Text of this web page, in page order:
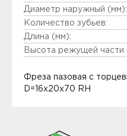
Диаметр наружный (мм):
Количество зубьев:
Длина (мм):
Высота режущей части
Фреза пазовая с
D=16x20x70 RH